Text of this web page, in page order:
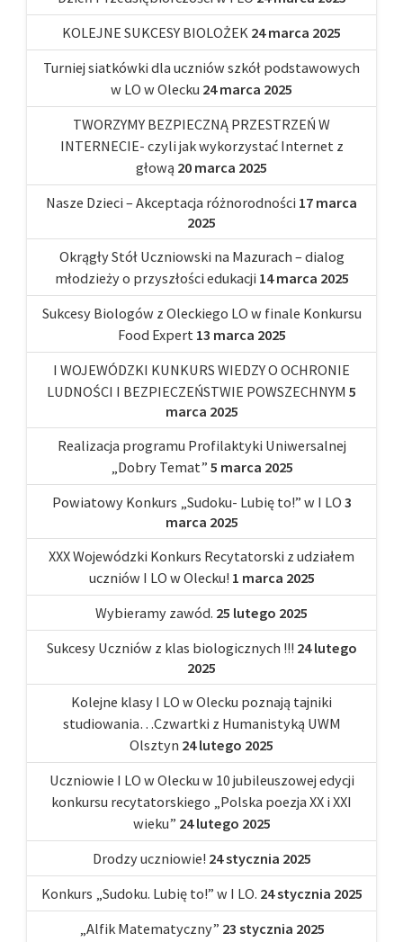
KOLEJNE SUKCESY BIOLOŻEK 24 marca 2025
Turniej siatkówki dla uczniów szkół podstawowych
w LO w Olecku 24 marca 2025
TWORZYMY BEZPIECZNĄ PRZESTRZEŃ W
INTERNECIE- czyli jak wykorzystać Internet z
głową 20 marca 2025
Nasze Dzieci – Akceptacja różnorodności 17 marca
2025
Okrągły Stół Uczniowski na Mazurach – dialog
młodzieży o przyszłości edukacji 14 marca 2025
Sukcesy Biologów z Oleckiego LO w finale Konkursu
Food Expert 13 marca 2025
I WOJEWÓDZKI KUNKURS WIEDZY O OCHRONIE
LUDNOŚCI I BEZPIECZEŃSTWIE POWSZECHNYM 5
marca 2025
Realizacja programu Profilaktyki Uniwersalnej
„Dobry Temat” 5 marca 2025
Powiatowy Konkurs „Sudoku- Lubię to!” w I LO 3
marca 2025
XXX Wojewódzki Konkurs Recytatorski z udziałem
uczniów I LO w Olecku! 1 marca 2025
Wybieramy zawód. 25 lutego 2025
Sukcesy Uczniów z klas biologicznych !!! 24 lutego
2025
Kolejne klasy I LO w Olecku poznają tajniki
studiowania…Czwartki z Humanistyką UWM
Olsztyn 24 lutego 2025
Uczniowie I LO w Olecku w 10 jubileuszowej edycji
konkursu recytatorskiego „Polska poezja XX i XXI
wieku” 24 lutego 2025
Drodzy uczniowie! 24 stycznia 2025
Konkurs „Sudoku. Lubię to!” w I LO. 24 stycznia 2025
„Alfik Matematyczny” 23 stycznia 2025